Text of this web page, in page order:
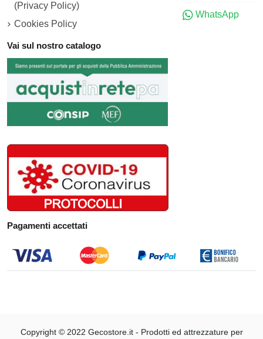
(Privacy Policy)
Cookies Policy
WhatsApp
Vai sul nostro catalogo
Pagamenti accettati
Copyright © 2022 Gecostore.it - ​​Prodotti ed attrezzature per